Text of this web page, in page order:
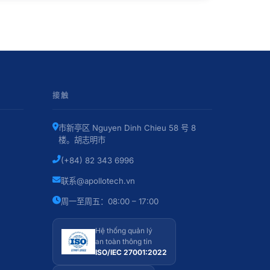
接触
市新亭区 Nguyen Dinh Chieu 58 号 8
楼。胡志明市
(+84) 82 343 6996
联系@apollotech.vn
周一至周五：08:00 – 17:00
Hệ thống quản lý
an toàn thông tin
ISO/IEC 27001:2022